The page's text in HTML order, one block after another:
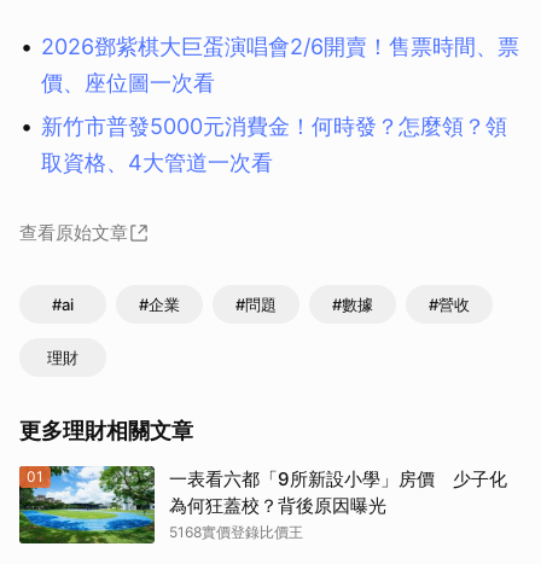
2026鄧紫棋大巨蛋演唱會2/6開賣！售票時間、票
價、座位圖一次看
新竹市普發5000元消費金！何時發？怎麼領？領
取資格、4大管道一次看
查看原始文章
#ai #企業 #問題 #數據 #營收
理財
更多理財相關文章
01
一表看六都「9所新設小學」房價 少子化
為何狂蓋校？背後原因曝光
5168實價登錄比價王